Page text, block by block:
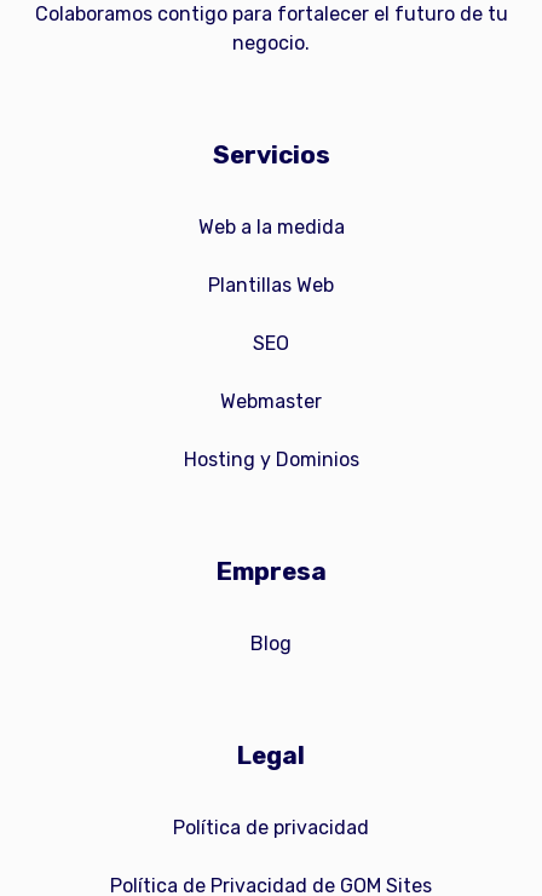
Colaboramos contigo para fortalecer el futuro de tu
negocio.
Servicios
Web a la medida
Plantillas Web
SEO
Webmaster
Hosting y Dominios
Empresa
Blog
Legal
Política de privacidad
Política de Privacidad de GOM Sites